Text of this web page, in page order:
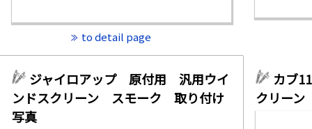
to detail page
ジャイロアップ 原付用 汎用ウイ
ンドスクリーン スモーク 取り付け
写真
カブ
クリー